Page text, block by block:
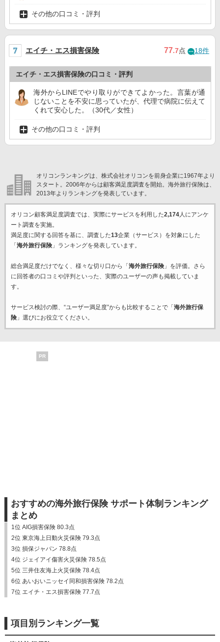
その他の口コミ・評判
エイチ・エス損害保険 77.7点 18件
エイチ・エス損害保険の口コミ・評判
海外からLINEでやり取りができてよかった。言葉が通
じないことを不安に思っていたが、代理で病院に伝えて
くれて安心した。（30代／女性）
その他の口コミ・評判
オリコンランキングは、株式会社オリコンを前身企業に1967年より
スタート。2006年からは顧客満足度調査を開始。海外旅行保険は、
2013年よりランキングを発表しています。
オリコン顧客満足度調査では、実際にサービスを利用した2,174人にアンケ
ート調査を実施。
満足度に関する回答を基に、調査した13企業（サービス）を対象にした
「 海外旅行保険」ランキングを発表しています。
総合満足度だけでなく、様々な切り口から「 海外旅行保険」を評価。さら
に回答者の口コミや評判といった、実際のユーザーの声も掲載していま
す。
サービス検討の際、“ユーザー満足度”からも比較することで「 海外旅行保
険」選びにお役立てください。
PR
おすすめの海外旅行保険 サポート体制ランキング
まとめ
1位 AIG損害保険 80.3点
2位 東京海上日動火災保険 79.3点
3位 損保ジャパン 78.8点
4位 ジェイアイ傷害火災保険 78.5点
5位 三井住友海上火災保険 78.4点
6位 あいおいニッセイ同和損害保険 78.2点
7位 エイチ・エス損害保険 77.7点
項目別ランキング一覧